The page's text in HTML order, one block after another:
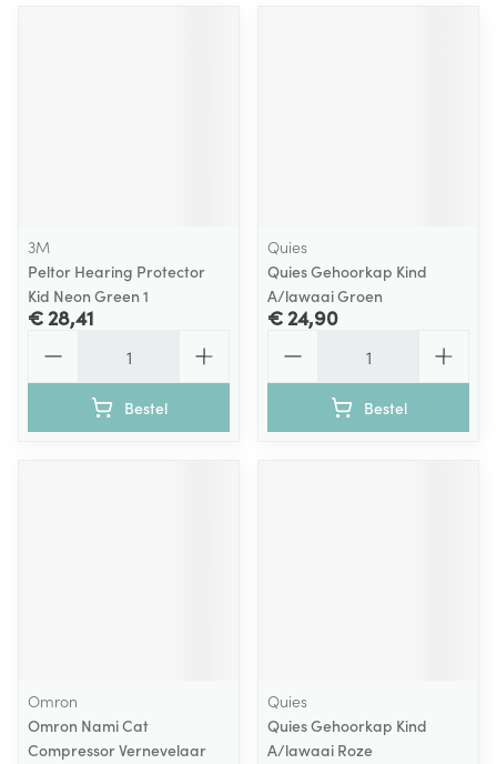
3M
Peltor Hearing Protector
Kid Neon Green 1
€ 28,41
Bestel
Quies
Quies Gehoorkap Kind
A/lawaai Groen
€ 24,90
Bestel
Omron
Omron Nami Cat
Compressor Vernevelaar
Quies
Quies Gehoorkap Kind
A/lawaai Roze